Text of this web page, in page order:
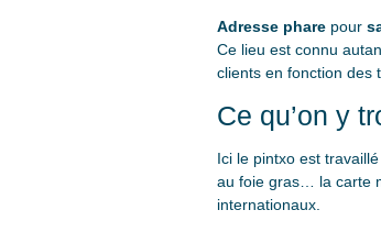
Adresse pharepour
Ce lieu est connu
clients en fonction des
Ce qu’on y
Ici le pintxo est
au foie gras… la carte
internationaux.